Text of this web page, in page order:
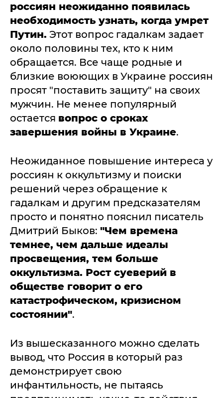
россиян неожиданно появилась
необходимость узнать, когда умрет
Путин. Этот вопрос гадалкам задает
около половины тех, кто к ним
обращается. Все чаще родные и
близкие воюющих в Украине россиян
просят "поставить защиту" на своих
мужчин. Не менее популярный
остается вопрос о сроках
завершения войны в Украине.
Неожиданное повышение интереса у
россиян к оккультизму и поиски
решений через обращение к
гадалкам и другим предсказателям
просто и понятно пояснил писатель
Дмитрий Быков: "Чем времена
темнее, чем дальше идеалы
просвещения, тем больше
оккультизма. Рост суеверий в
обществе говорит о его
катастрофическом, кризисном
состоянии".
Из вышесказанного можно сделать
вывод, что Россия в который раз
демонстрирует свою
инфантильность, не пытаясь